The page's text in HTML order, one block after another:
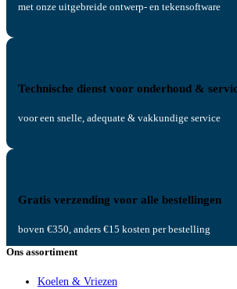
met onze uitgebreide ontwerp- en tekensoftware
Technische dienst voor onderhoud &
voor een snelle, adequate & vakkundige service
Gratis verzending voor alle bestellingen
boven €350, anders €15 kosten per bestelling
Ons assortiment
Koelen & Vriezen